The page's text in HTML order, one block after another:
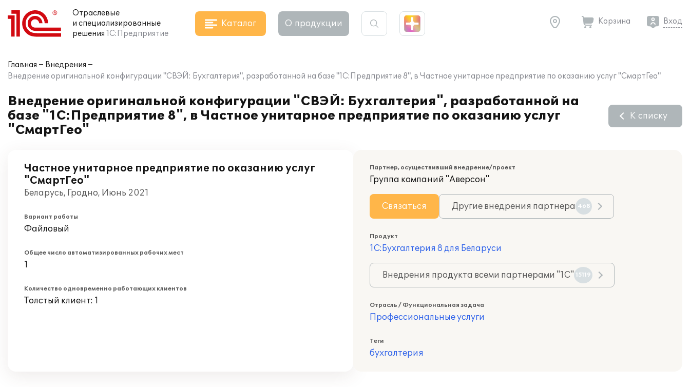
Отраслевые
и специализированные
решения 1С:Предприятие
Каталог О продукции Корзина Вход
Главная
Внедрения
Внедрение оригинальной конфигурации "СВЭЙ: Бухгалтерия", разработанной на базе "1С:Предприятие 8", в Частное унитарное предприятие по оказанию услуг "СмартГео"
Внедрение оригинальной конфигурации "СВЭЙ: Бухгалтерия", разработанной на
базе "1С:Предприятие 8", в Частное унитарное предприятие по оказанию услуг
"СмартГео"
К списку
Частное унитарное предприятие по оказанию услуг
"СмартГео"
Беларусь, Гродно, Июнь 2021
Вариант работы
Файловый
Общее число автоматизированных рабочих мест
1
Количество одновременно работающих клиентов
Толстый клиент: 1
Партнер, осуществивший внедрение/проект
Группа компаний "Аверсон"
Связаться Другие внедрения партнера 468
Продукт
1С:Бухгалтерия 8 для Беларуси
Внедрения продукта всеми партнерами "1С" 15119
Отрасль / Функциональная задача
Профессиональные услуги
Теги
бухгалтерия